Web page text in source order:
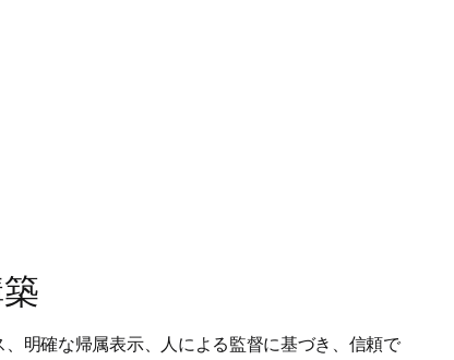
明確な帰属表示、人による監督に基づき、信頼で